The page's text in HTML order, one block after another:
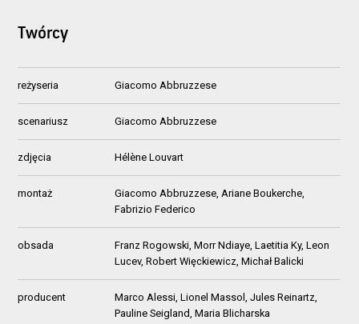
Twórcy
reżyseria Giacomo Abbruzzese
scenariusz Giacomo Abbruzzese
zdjęcia Hélène Louvart
montaż
Giacomo Abbruzzese, Ariane Boukerche,
Fabrizio Federico
obsada
Franz Rogowski, Morr Ndiaye, Laetitia Ky, Leon
Lucev, Robert Więckiewicz, Michał Balicki
producent
Marco Alessi, Lionel Massol, Jules Reinartz,
Pauline Seigland, Maria Blicharska